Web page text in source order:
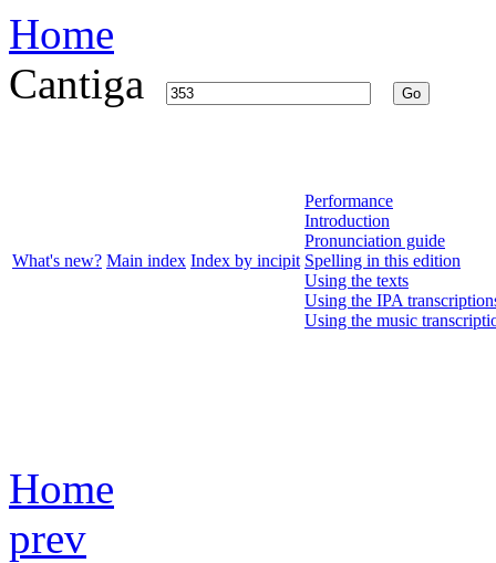
Home
Cantiga
Go
What's new? Main index Index by incipit
Performance
Introduction
Pronunciation guide
Spelling in this edition
Using the texts
Using the IPA
Using the music
Home
prev